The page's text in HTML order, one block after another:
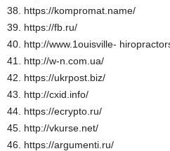
38. https://kompromat.name/
39. https://fb.ru/
40. http://www.1ouisville-
41. http://w-n.com.ua/
42. https://ukrpost.biz/
43. http://cxid.info/
44. https://ecrypto.ru/
45. http://vkurse.net/
46. https://argumenti.ru/